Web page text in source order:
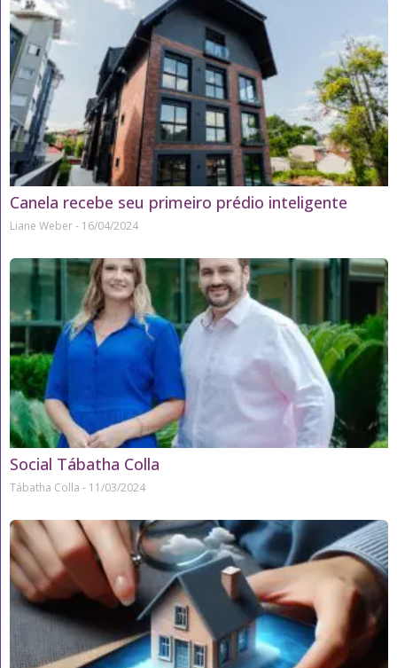
Canela recebe seu primeiro prédio inteligente
Liane Weber 16/04/2024
Social Tábatha Colla
Tábatha Colla 11/03/2024